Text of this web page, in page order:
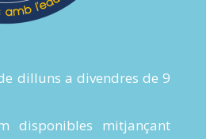
dilluns a divendres de 9
disponibles mitjançant